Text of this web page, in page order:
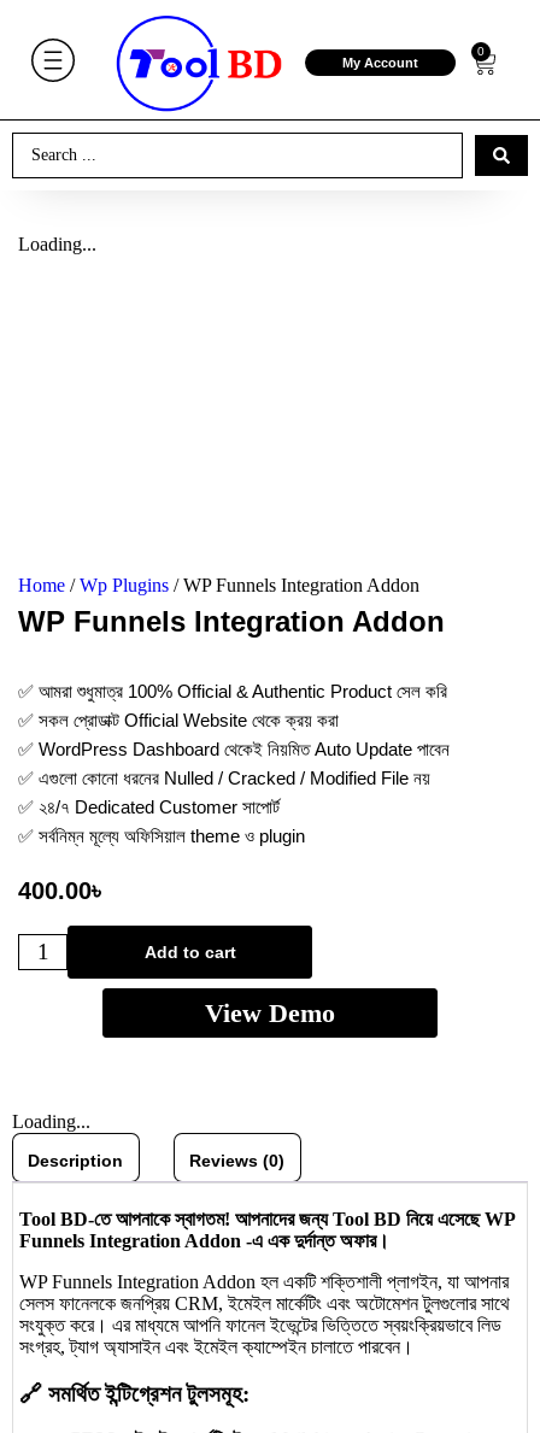
My Account
0
Loading...
Home /Wp Plugins / WP Funnels Integration Addon
WP Funnels Integration Addon
✅ আমরা শুধুমাত্র 100% Official & Authentic Product সেল করি
✅ সকল প্রোডাক্ট Official Website থেকে ক্রয় করা
✅ WordPress Dashboard থেকেই নিয়মিত Auto Update পাবেন
✅ এগুলো কোনো ধরনের Nulled / Cracked / Modified File নয়
✅ ২৪/৭ Dedicated Customer সাপোর্ট
✅ সর্বনিম্ন মূল্যে অফিসিয়াল theme ও plugin
400.00৳
Add to cart
View Demo
Loading...
Description Reviews (0)
Tool BD-তে আপনাকে স্বাগতম! আপনাদের জন্য Tool BD নিয়ে এসেছে WP
Funnels Integration Addon -এ এক দুর্দান্ত অফার।
WP Funnels Integration Addon হল একটি শক্তিশালী প্লাগইন, যা আপনার
সেলস ফানেলকে জনপ্রিয় CRM, ইমেইল মার্কেটিং এবং অটোমেশন টুলগুলোর সাথে
সংযুক্ত করে। এর মাধ্যমে আপনি ফানেল ইভেন্টের ভিত্তিতে স্বয়ংক্রিয়ভাবে লিড
সংগ্রহ, ট্যাগ অ্যাসাইন এবং ইমেইল ক্যাম্পেইন চালাতে পারবেন।
🔗 সমর্থিত ইন্টিগ্রেশন টুলসমূহ: